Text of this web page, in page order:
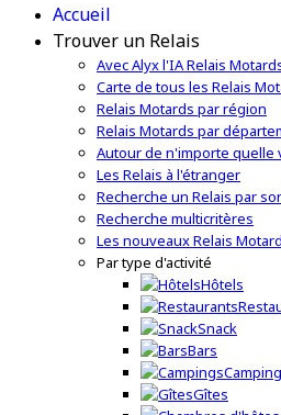
Accueil
Trouver un Relais
Avec Alyx l'IA Relais
Carte de tous les Relais
Relais Motards par région
Relais Motards par
Autour de n'importe quelle
Les Relais à l'étranger
Recherche un Relais par
Recherche multicritères
Les nouveaux Relais
Par type d'activité
Hôtels
Snack
Bars
Gîtes